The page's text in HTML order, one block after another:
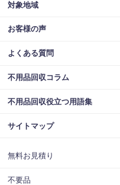
対象地域
お客様の声
よくある質問
不用品回収コラム
不用品回収役立つ用語集
サイトマップ
無料お見積り
不要品